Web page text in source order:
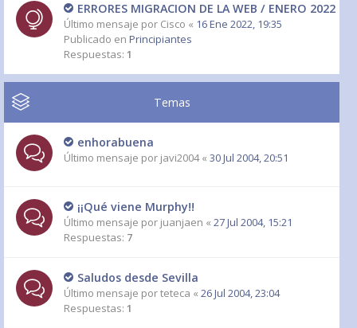
ERRORES MIGRACION DE LA WEB / ENERO 2022
Último mensaje por Cisco « 16 Ene 2022, 19:35
Publicado en Principiantes
Respuestas: 1
Temas
enhorabuena
Último mensaje por javi2004« 30 Jul 2004, 20:51
¡¡Qué viene Murphy!!
Último mensaje por juanjaen « 27 Jul 2004, 15:21
Respuestas: 7
Saludos desde Sevilla
Último mensaje porteteca « 26 Jul 2004, 23:04
Respuestas: 1